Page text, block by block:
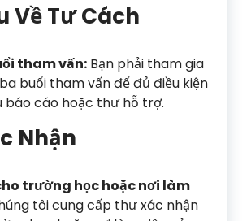
Về Tư Cách
tham vấn: Bạn phải tham gia
buổi tham vấn để đủ điều kiện
báo cáo hoặc thư hỗ trợ.
Nhận
trường học hoặc nơi làm
tôi cung cấp thư xác nhận